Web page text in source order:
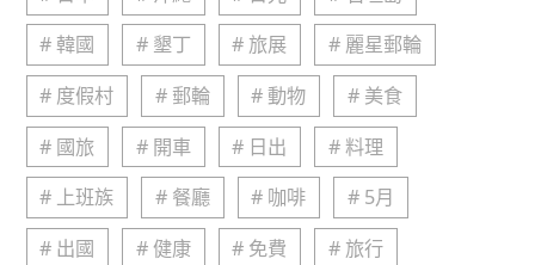
# 韓國
# 墾丁 # 旅展
# 麗星郵輪
# 度假村
# 郵輪 # 動物
# 美食
# 國旅
# 開車 # 日出
# 料理
# 上班族
# 餐廳 # 咖啡
# 5月
# 出國
# 健康 # 免費
# 旅行